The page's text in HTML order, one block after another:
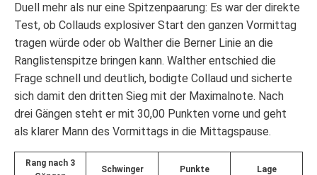
Duell mehr als nur eine Spitzenpaarung: Es war der direkte
Test, ob Collauds explosiver Start den ganzen Vormittag
tragen würde oder ob Walther die Berner Linie an die
Ranglistenspitze bringen kann. Walther entschied die
Frage schnell und deutlich, bodigte Collaud und sicherte
sich damit den dritten Sieg mit der Maximalnote. Nach
drei Gängen steht er mit 30,00 Punkten vorne und geht
als klarer Mann des Vormittags in die Mittagspause.
Rang nach 3
Schwinger Punkte Lage